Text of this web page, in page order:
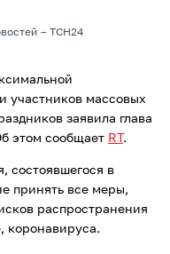
ТСН24
участников массовых
заявила глава
этом сообщает RT.
состоявшегося в
принять все меры,
распространения
коронавируса.